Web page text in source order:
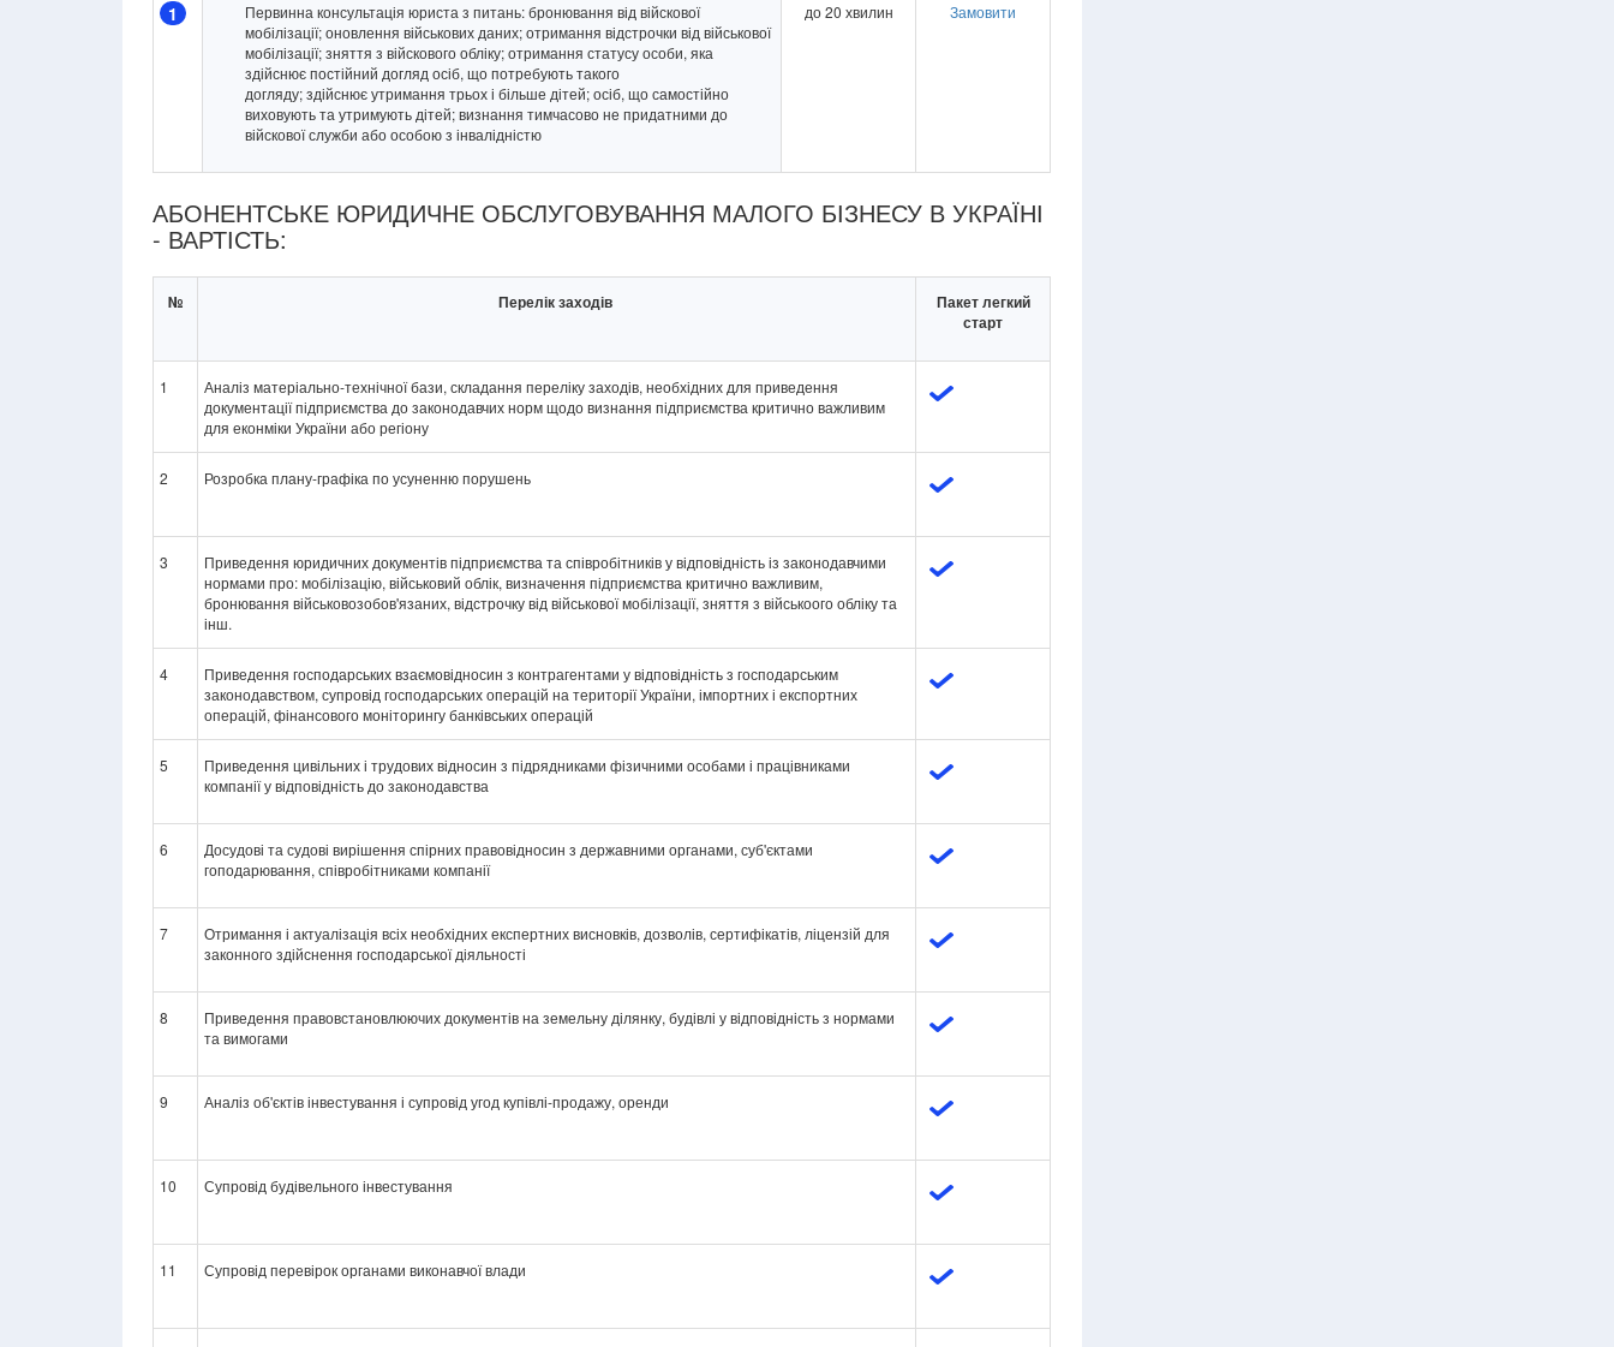
1
Первинна консультація юриста з питань: бронювання від війскової
мобілізації; оновлення військових даних; отримання відстрочки від військової
мобілізації; зняття з війскового обліку; отримання статусу особи, яка
здійснює постійний догляд осіб, що потребують такого
догляду; здійснює утримання трьох і більше дітей; осіб, що самостійно
виховують та утримують дітей; визнання тимчасово не придатними до
війскової служби або особою з інвалідністю
до 20 хвилин Замовити
АБОНЕНТСЬКЕ ЮРИДИЧНЕ ОБСЛУГОВУВАННЯ МАЛОГО БІЗНЕСУ В УКРАЇНІ
- ВАРТІСТЬ:
№ Перелік заходів
Пакет легкий
старт
1
Аналіз матеріально-технічної бази, складання переліку заходів, необхідних для приведення
документації підприємства до законодавчих норм щодо визнання підприємства критично важливим
для еконміки України або регіону
2 Розробка плану-графіка по усуненню порушень
3
Приведення юридичних документів підприємства та співробітників у відповідність із законодавчими
нормами про: мобілізацію, військовий облік, визначення підприємства критично важливим,
бронювання військовозобов'язаних, відстрочку від військової мобілізації, зняття з військоого обліку та
інш.
4
Приведення господарських взаємовідносин з контрагентами у відповідність з господарським
законодавством, супровід господарських операцій на території України, імпортних і експортних
операцій, фінансового моніторингу банківських операцій
5
Приведення цивільних і трудових відносин з підрядниками фізичними особами і працівниками
компанії у відповідність до законодавства
6
Досудові та судові вирішення спірних правовідносин з державними органами, суб'єктами
гоподарювання, співробітниками компанії
7
Отримання і актуалізація всіх необхідних експертних висновків, дозволів, сертифікатів, ліцензій для
законного здійснення господарської діяльності
8
Приведення правовстановлюючих документів на земельну ділянку, будівлі у відповідність з нормами
та вимогами
9 Аналіз об'єктів інвестування і супровід угод купівлі-продажу, оренди
10 Супровід будівельного інвестування
11 Супровід перевірок органами виконавчої влади